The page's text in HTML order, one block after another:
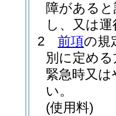
障がある
し、又は
2
前項の規
別に定め
緊急時又
い。
(使用料)